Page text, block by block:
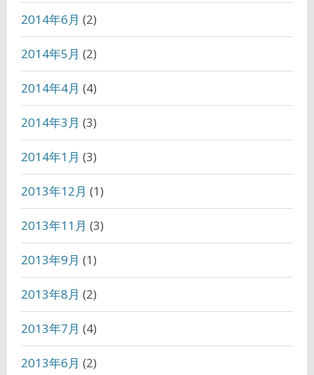
2014年6月 (2)
2014年5月 (2)
2014年4月 (4)
2014年3月 (3)
2014年1月 (3)
2013年12月 (1)
2013年11月 (3)
2013年9月 (1)
2013年8月 (2)
2013年7月 (4)
2013年6月 (2)